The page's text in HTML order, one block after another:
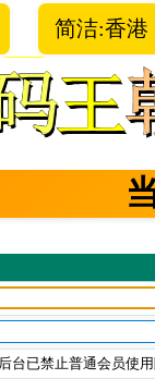
简洁:香港
台已禁止普通会员使